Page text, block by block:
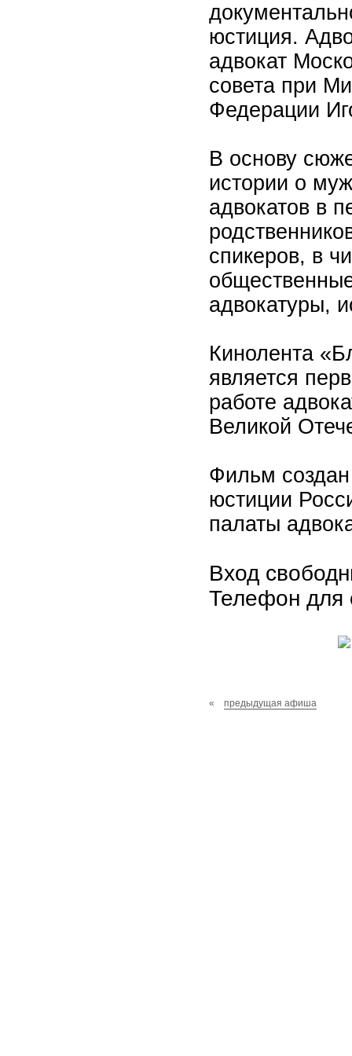
юстиция.
адвокат
совета при
Федерации
В основу
истории о
адвокатов в
спикеров, в
адвокатуры,
Кинолента
является
работе
Великой
Фильм
юстиции
палаты
Вход
Телефон для
« предыдущая афиша